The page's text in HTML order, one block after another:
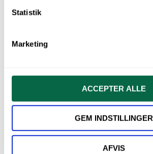
Statistik
Marketing
ACCEPTER ALLE
GEM INDSTILLINGER
AFVIS
Varenr.: 60-120-001